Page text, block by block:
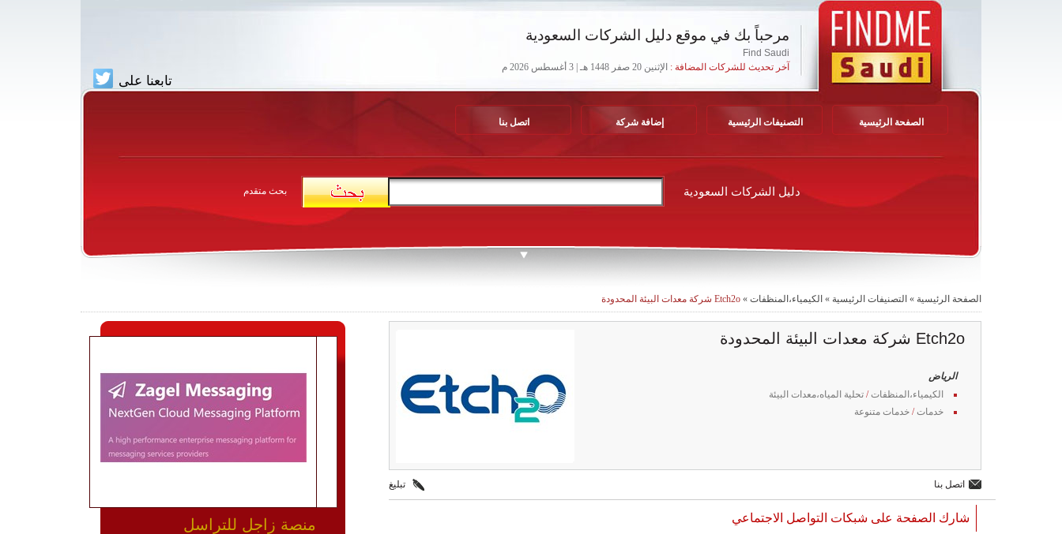
مرحباً بك في موقع دليل الشركات السعودية
Find Saudi
آخر تحديث للشركات المضافة : الإثنين 20 صفر 1448 هـ | 3 أغسطس 2026 م
تابعنا على
الصفحة الرئيسية التصنيفات الرئيسية إضافة شركة اتصل بنا
دليل الشركات السعودية بحث متقدم
الصفحة الرئيسية » التصنيفات الرئيسية » الكيمياء،المنظفات » Etch2o شركة معدات البيئة المحدودة
Etch2o شركة معدات البيئة المحدودة
الرياض
الكيمياء،المنظفات/ تحلية المياه،معدات البيئة
خدمات/ خدمات متنوعة
اتصل بنا تبليغ
شارك الصفحة على شبكات التواصل الاجتماعي منصة زاجل للتراسل